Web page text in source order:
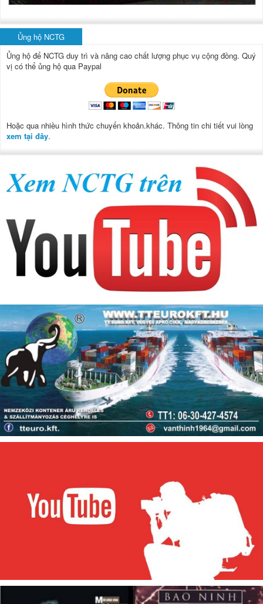
Ủng hộ NCTG
Ủng hộ để NCTG duy trì và nâng cao chất lượng phục vụ cộng đồng. Quý
vị có thể ủng hộ qua Paypal
Hoặc qua nhiều hình thức chuyển khoản.khác. Thông tin chi tiết vui lòng
xem tại đây.